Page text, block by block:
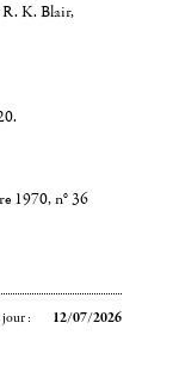
R. K. Blair,
1970, n° 36
jour : 12/07/2026